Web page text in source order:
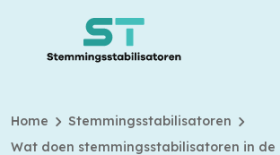
Home chevron_right Stemmingsstabilisatoren chevron_right
Wat doen stemmingsstabilisatoren in de